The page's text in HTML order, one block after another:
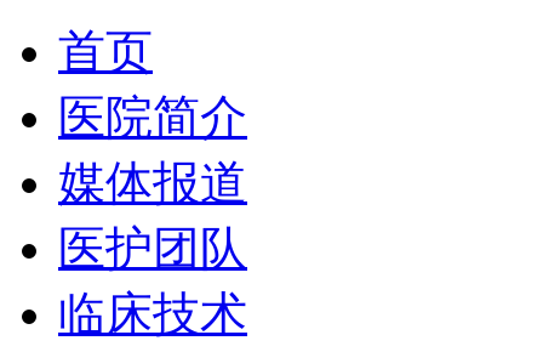
首页
医院简介
媒体报道
医护团队
临床技术